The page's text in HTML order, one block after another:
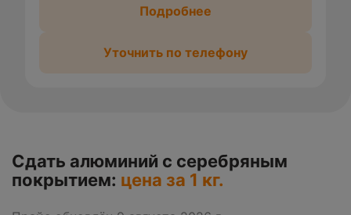
Подробнее
Уточнить по телефону
Сдать алюминий с серебряным
покрытием: цена за 1 кг.